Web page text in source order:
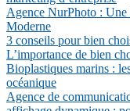
Agence NurPhoto :
Moderne
3 conseils pour bien
L’importance de bien
Bioplastiques marins :
océanique
Agence de